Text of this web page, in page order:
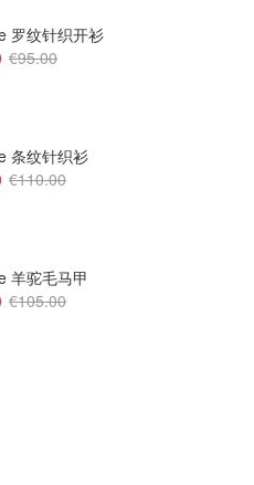
€38.25
罗纹针织开衫
€95.00
条纹针织衫
€110.00
羊驼毛马甲
€105.00